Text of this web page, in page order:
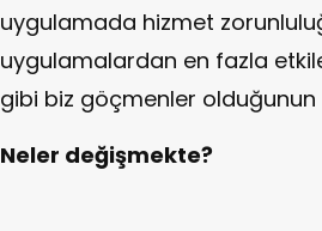
uygulamada hizmet
uygulamalardan en fazla
gibi biz göçmenler olduğunun
Neler değişmekte?